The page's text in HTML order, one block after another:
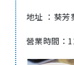
地址 ：葵芳
營業時間：